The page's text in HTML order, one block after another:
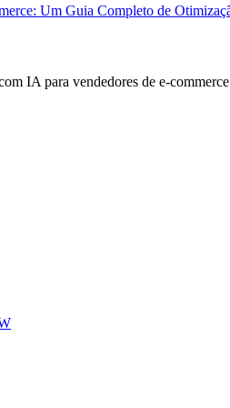
Um Guia Completo de
IA para vendedores de e-